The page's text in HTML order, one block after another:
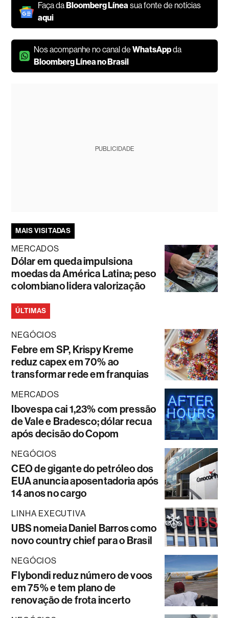
Faça da Bloomberg Líneasua fonte de notícias
aqui
Nos acompanhe no canal deWhatsAppda
Bloomberg Línea no Brasil
PUBLICIDADE
MAIS VISITADAS
MERCADOS
Dólar em queda impulsiona
moedas da América Latina; peso
colombiano lidera valorização
ÚLTIMAS
NEGÓCIOS
Febre em SP, Krispy Kreme
reduz capex em 70% ao
transformar rede em franquias
MERCADOS
Ibovespa cai 1,23% com pressão
de Vale e Bradesco; dólar recua
após decisão do Copom
NEGÓCIOS
CEO de gigante do petróleo dos
EUA anuncia aposentadoria após
14 anos no cargo
LINHA EXECUTIVA
UBS nomeia Daniel Barros como
novo country chief para o Brasil
NEGÓCIOS
Flybondi reduz número de voos
em 75% e tem plano de
renovação de frota incerto